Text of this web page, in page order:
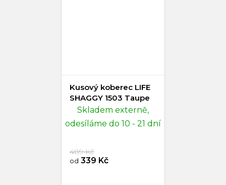
Kusový koberec LIFE
SHAGGY 1503 Taupe
Skladem externě,
odesíláme do 10 - 21 dní
od 339 Kč
489 Kč